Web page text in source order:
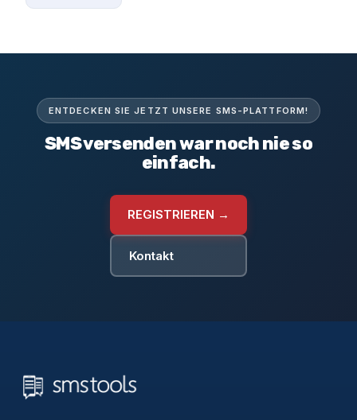
ENTDECKEN SIE JETZT UNSERE SMS-PLATTFORM!
SMS versenden war noch nie so
einfach.
REGISTRIEREN →
Kontakt